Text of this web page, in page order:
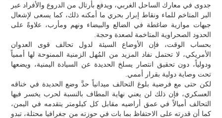
جدوى في معارك الساحل الغربي، ويدفع بأرتال من الدروع والأفراد عبر
البر المتاخم للماء ونقاط إبرار بحري ما أمكنه ذلك، كما يسعى لإشعال
جبهات موازية ضاغطة في الضالع والبيضاء ونهم ومأرب، علاوةً على
الحدود الصحراوية المتاخمة لصعدة وحجة.
بحساب الوقت، فإن الأوضاع السيئة لدول تحالف قوى العدوان
الأمريكي، لا تحتمل نفاد المزيد من المُهل الزمنية الممنوحة لها أممياً
ودولياً، دون تحقيق انتصار يسلخ الحديدة عن السيادة اليمنية، ويضعها
تحت وصاية دولية بقرار أممي.
لكن حتى مع فرضية بلوغ التحالف ميدانياً حدَّ وضع الحديدة في خناقه
العسكري، فإن ذلك لن يعني نهاية المطاف بالنسبة لحرب يخسر فيها
التحالف أميالاً في عمق أراضيه مقابل كل كيلومتر يتقدمه في اليمن،
كما أن قدرته على الاحتفاظ بما بات في حوزته من جغرافيا محتلة، تبدو